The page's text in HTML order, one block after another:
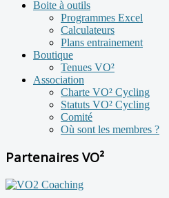
Boite à outils
Programmes Excel
Calculateurs
Plans entrainement
Boutique
Tenues VO²
Association
Charte VO² Cycling
Statuts VO² Cycling
Comité
Où sont les membres ?
Partenaires VO²